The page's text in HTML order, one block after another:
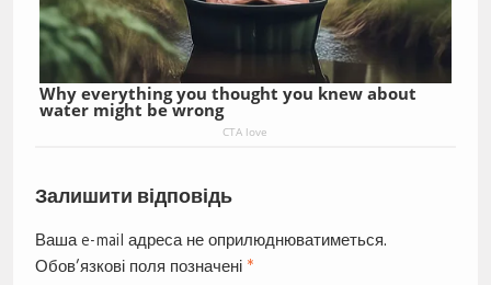
Why everything you thought you knew about
water might be wrong
CTA love
Залишити відповідь
Ваша e-mail адреса не оприлюднюватиметься.
Обов’язкові поля позначені *